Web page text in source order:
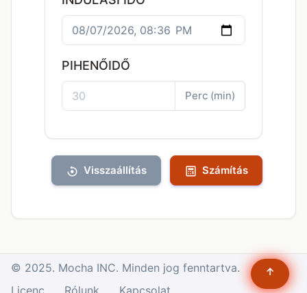
PIHENŐIDŐ
Perc (min)
Visszaállítás Számítás
© 2025. Mocha INC. Minden jog fenntartva.
Licenc
Rólunk Kapcsolat
↑